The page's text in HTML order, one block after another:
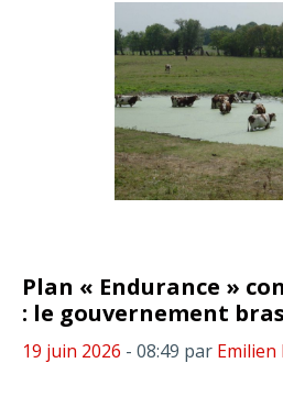
Plan « Endurance »
: le gouvernement
19 juin 2026 - 08:49 par Emilien